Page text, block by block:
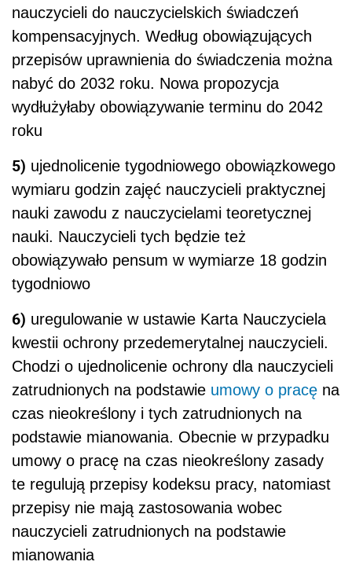
nauczycieli do nauczycielskich świadczeń
kompensacyjnych. Według obowiązujących
przepisów uprawnienia do świadczenia można
nabyć do 2032 roku. Nowa propozycja
wydłużyłaby obowiązywanie terminu do 2042
roku
5) ujednolicenie tygodniowego obowiązkowego
wymiaru godzin zajęć nauczycieli praktycznej
nauki zawodu z nauczycielami teoretycznej
nauki. Nauczycieli tych będzie też
obowiązywało pensum w wymiarze 18 godzin
tygodniowo
6) uregulowanie w ustawie Karta Nauczyciela
kwestii ochrony przedemerytalnej nauczycieli.
Chodzi o ujednolicenie ochrony dla nauczycieli
zatrudnionych na podstawie umowy o pracę na
czas nieokreślony i tych zatrudnionych na
podstawie mianowania. Obecnie w przypadku
umowy o pracę na czas nieokreślony zasady
te regulują przepisy kodeksu pracy, natomiast
przepisy nie mają zastosowania wobec
nauczycieli zatrudnionych na podstawie
mianowania